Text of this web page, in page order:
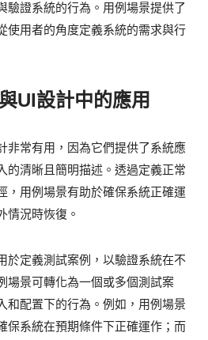
驗證系統的行為。用例場景提供了
使用者的角度定義系統的需求與行
UI設計中的應用
非常有用，因為它們提供了系統應
的清晰且簡明描述。透過定義正常
，用例場景有助於確保系統正確運
情況時恢復。
於定義測試案例，以驗證系統在不
場景可轉化為一個或多個測試案
和配置下的行為。例如，用例場景
保系統在預期條件下正確運作；而